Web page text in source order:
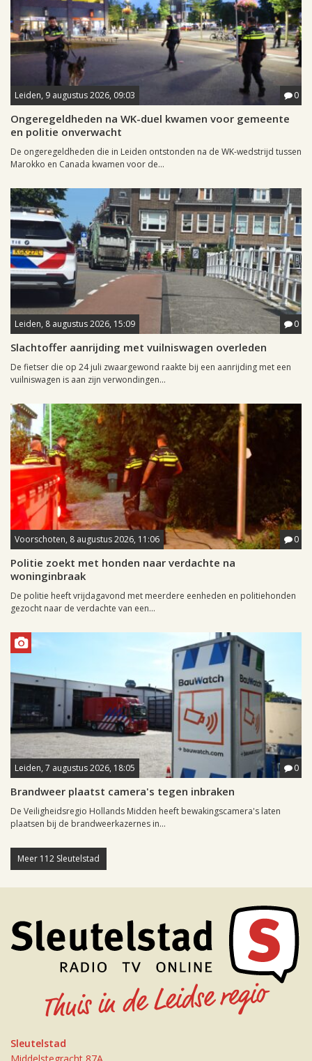
Leiden, 9 augustus 2026, 09:03 0
Ongeregeldheden na WK-duel kwamen voor gemeente
en politie onverwacht
De ongeregeldheden die in Leiden ontstonden na de WK-wedstrijd tussen
Marokko en Canada kwamen voor de...
Leiden, 8 augustus 2026, 15:09 0
Slachtoffer aanrijding met vuilniswagen overleden
De fietser die op 24 juli zwaargewond raakte bij een aanrijding met een
vuilniswagen is aan zijn verwondingen...
Voorschoten, 8 augustus 2026, 11:06 0
Politie zoekt met honden naar verdachte na
woninginbraak
De politie heeft vrijdagavond met meerdere eenheden en politiehonden
gezocht naar de verdachte van een...
Leiden, 7 augustus 2026, 18:05 0
Brandweer plaatst camera's tegen inbraken
De Veiligheidsregio Hollands Midden heeft bewakingscamera's laten
plaatsen bij de brandweerkazernes in...
Meer 112 Sleutelstad
Sleutelstad